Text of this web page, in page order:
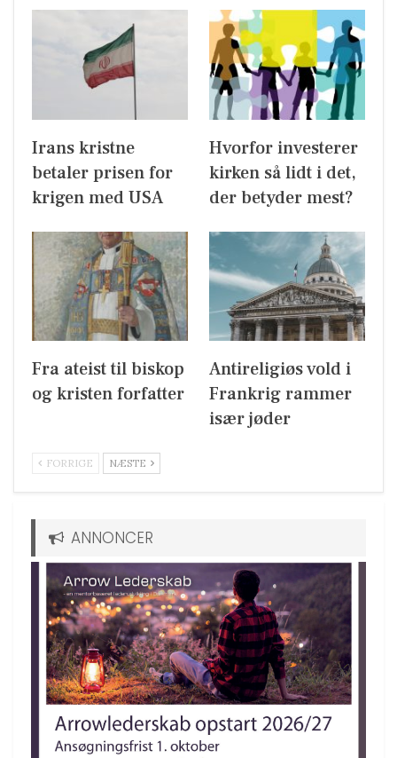
Irans kristne
betaler prisen for
krigen med USA
Hvorfor investerer
kirken så lidt i det,
der betyder mest?
Fra ateist til biskop
og kristen forfatter
Antireligiøs vold i
Frankrig rammer
især jøder
FORRIGE NÆSTE
ANNONCER